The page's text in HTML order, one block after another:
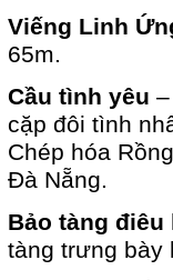
Viếng Linh
65m.
Cầu tình yêu
cặp đôi tình
Chép hóa
Đà Nẵng.
Bảo tàng điêu
tàng trưng bày